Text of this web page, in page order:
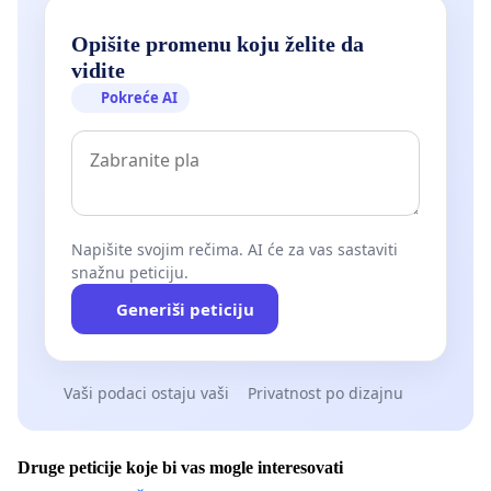
Opišite promenu koju želite da
vidite
Pokreće AI
Napišite svojim rečima. AI će za vas sastaviti
snažnu peticiju.
Generiši peticiju
Vaši podaci ostaju vaši Privatnost po dizajnu
Druge peticije koje bi vas mogle interesovati